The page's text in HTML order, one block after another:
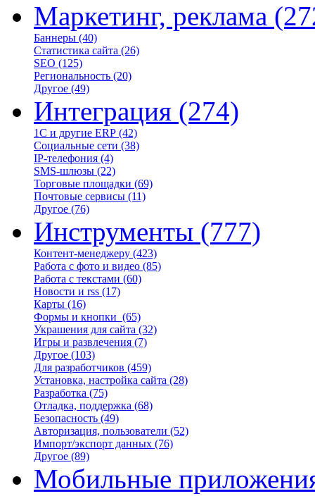
Маркетинг, реклама
Баннеры (40)
Статистика сайта (26)
SEO (125)
Региональность (20)
Другое (49)
Интеграция (274)
1С и другие ERP (42)
Социальные сети (38)
IP-телефония (4)
SMS-шлюзы (22)
Торговые площадки (69)
Почтовые сервисы (11)
Другое (76)
Инструменты (777)
Контент-менеджеру (423)
Работа с фото и видео (85)
Работа с текстами (60)
Новости и rss (17)
Карты (16)
Формы и кнопки (65)
Украшения для сайта (32)
Игры и развлечения (7)
Другое (103)
Для разработчиков (459)
Установка, настройка сайта (28)
Разработка (75)
Отладка, поддержка (68)
Безопасность (49)
Авторизация, пользователи (52)
Импорт/экспорт данных (76)
Другое (89)
Мобильные